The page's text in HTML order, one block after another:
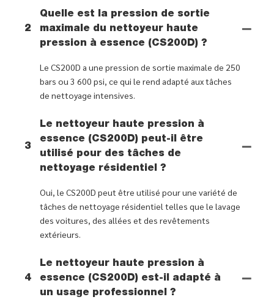
2
Quelle est la pression de sortie
maximale du nettoyeur haute
pression à essence (CS200D) ?
Le CS200D a une pression de sortie maximale de 250
bars ou 3 600 psi, ce qui le rend adapté aux tâches
de nettoyage intensives.
3
Le nettoyeur haute pression à
essence (CS200D) peut-il être
utilisé pour des tâches de
nettoyage résidentiel ?
Oui, le CS200D peut être utilisé pour une variété de
tâches de nettoyage résidentiel telles que le lavage
des voitures, des allées et des revêtements
extérieurs.
4
Le nettoyeur haute pression à
essence (CS200D) est-il adapté à
un usage professionnel ?